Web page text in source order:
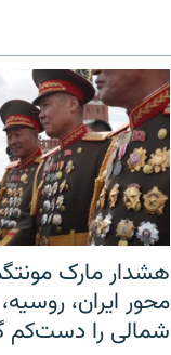
هشدار مارک
محور ایران،
شمالی را دست‌کم